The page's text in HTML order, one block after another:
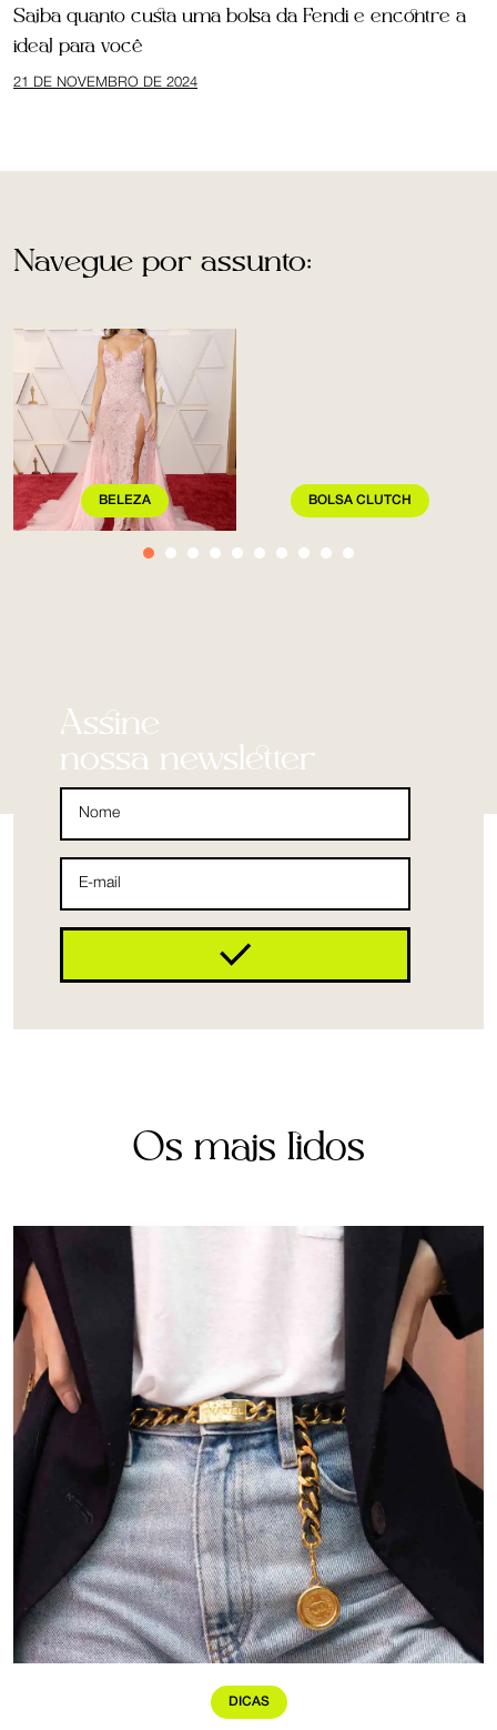
Saiba quanto custa uma bolsa da Fendi e encontre a
ideal para você
21 DE NOVEMBRO DE 2024
Navegue por assunto:
BELEZA BOLSA CLUTCH
Assine
nossa newsletter
Os mais lidos
DICAS